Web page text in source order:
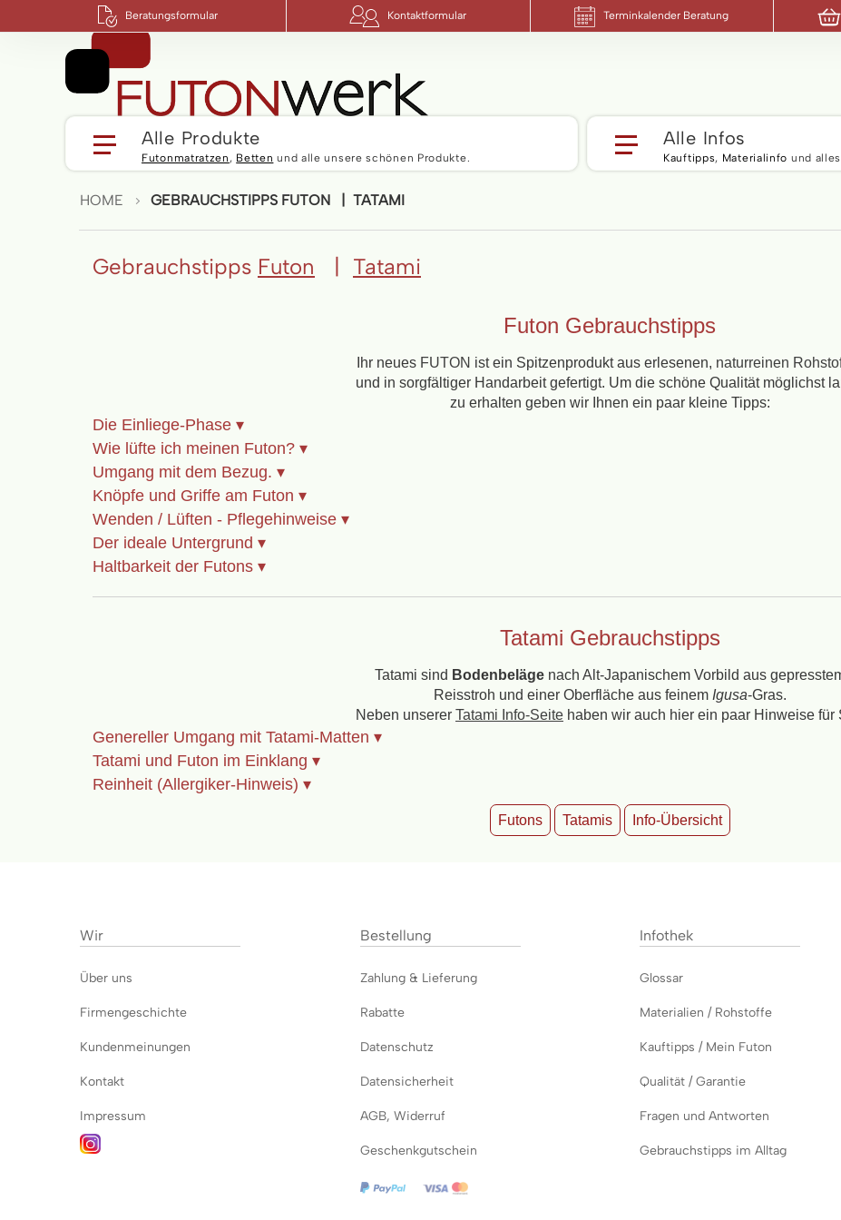
Beratungsformular Kontaktformular Terminkalender Beratung
Alle Produkte
Futonmatratzen , Betten und alle unsere schönen Produkte.
Alle Infos
Kauftipps, Materialinfo und
HOME GEBRAUCHSTIPPS FUTON | TATAMI
Gebrauchstipps Futon | Tatami
Futon Gebrauchstipps
Ihr neues FUTON ist ein Spitzenprodukt aus erlesenen, naturreinen
und in sorgfältiger Handarbeit gefertigt. Um die schöne Qualität möglichst
zu erhalten geben wir Ihnen ein paar kleine Tipps:
Die Einliege-Phase
Wie lüfte ich meinen Futon?
Umgang mit dem Bezug.
Knöpfe und Griffe am Futon
Wenden / Lüften - Pflegehinweise
Der ideale Untergrund
Haltbarkeit der Futons
Tatami Gebrauchstipps
Tatami sind Bodenbelägenach Alt-Japanischem Vorbild aus
Reisstroh und einer Oberfläche aus feinem Igusa-Gras.
Neben unserer Tatami Info-Seite haben wir auch hier ein paar Hinweise für
Genereller Umgang mit Tatami-Matten
Tatami und Futon im Einklang
Reinheit (Allergiker-Hinweis)
Futons Tatamis Info-Übersicht
Wir
Über uns
Firmengeschichte
Kundenmeinungen
Kontakt
Impressum
Bestellung
Zahlung & Lieferung
Rabatte
Datenschutz
Datensicherheit
AGB, Widerruf
Geschenkgutschein
Infothek
Glossar
Materialien / Rohstoffe
Kauftipps / Mein Futon
Qualität / Garantie
Fragen und Antworten
Gebrauchstipps im Alltag